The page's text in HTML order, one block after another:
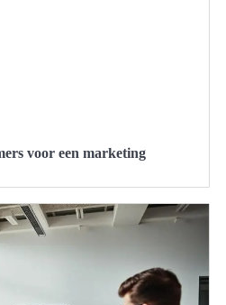
voor een marketing